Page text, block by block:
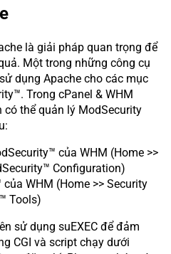
là giải pháp quan trọng để
Một trong những công cụ
dụng Apache cho các mục
Trong cPanel & WHM
có thể quản lý ModSecurity
của WHM (Home >>
Configuration)
WHM (Home >> Security
Tools)
sử dụng suEXEC để đảm
CGI và script chạy dưới